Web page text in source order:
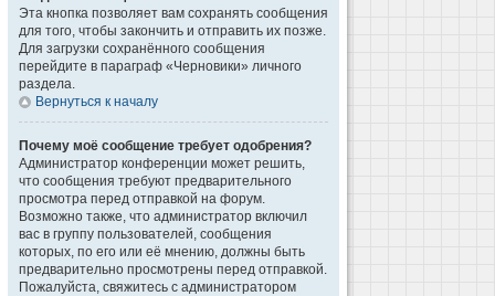
Эта кнопка позволяет вам сохранять сообщения
для того, чтобы закончить и отправить их позже.
Для загрузки сохранённого сообщения
перейдите в параграф «Черновики» личного
раздела.
Вернуться к началу
Почему моё сообщение требует одобрения?
Администратор конференции может решить,
что сообщения требуют предварительного
просмотра перед отправкой на форум.
Возможно также, что администратор включил
вас в группу пользователей, сообщения
которых, по его или её мнению, должны быть
предварительно просмотрены перед отправкой.
Пожалуйста, свяжитесь с администратором